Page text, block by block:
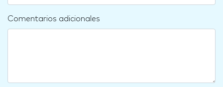
Comentarios adicionales